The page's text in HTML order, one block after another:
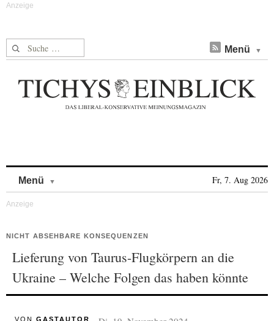
Suche nach: Menü
Menü Fr, 7. Aug 2026
NICHT ABSEHBARE KONSEQUENZEN
Lieferung von Taurus-Flugkörpern an die
Ukraine – Welche Folgen das haben könnte
VON GASTAUTOR